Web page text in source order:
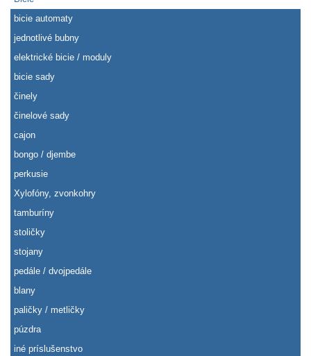
bicie automaty
jednotlivé bubny
elektrické bicie / moduly
bicie sady
činely
činelové sady
cajon
bongo / djembe
perkusie
Xylofóny, zvonkohry
tamburíny
stoličky
stojany
pedále / dvojpedále
blany
paličky / metličky
púzdra
iné príslušenstvo